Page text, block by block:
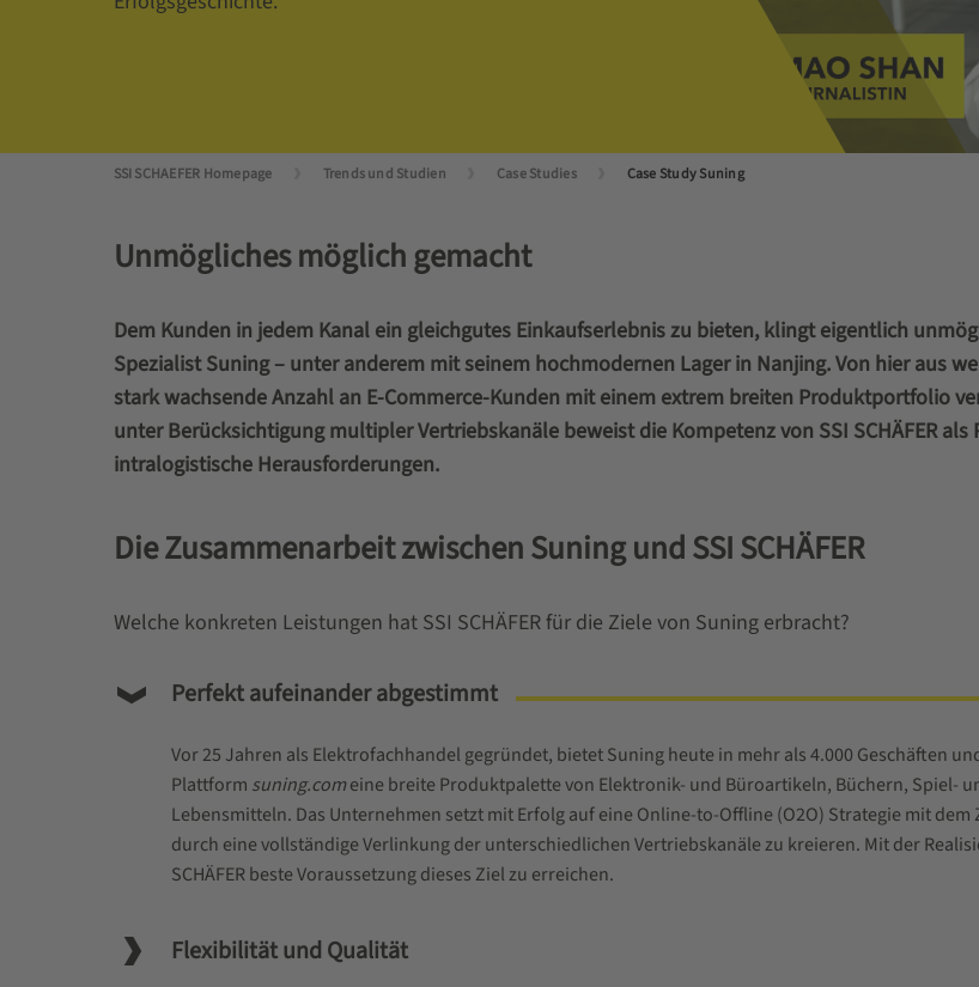
SSI SCHAEFER Homepage Trends und Studien Case Studies Case Study Suning
Unmögliches möglich gemacht
Dem Kunden in jedem Kanal ein gleichgutes Einkaufserlebnis zu bieten, klingt eigentlich
Spezialist Suning – unter anderem mit seinem hochmodernen Lager in Nanjing. Von hier aus
stark wachsende Anzahl an E-Commerce-Kunden mit einem extrem breiten Produktportfolio
unter Berücksichtigung multipler Vertriebskanäle beweist die Kompetenz von SSI SCHÄFER
intralogistische Herausforderungen.
Die Zusammenarbeit zwischen Suning und SSI SCHÄFER
Welche konkreten Leistungen hat SSI SCHÄFER für die Ziele von Suning erbracht?
Perfekt aufeinander abgestimmt
Vor 25 Jahren als Elektrofachhandel gegründet, bietet Suning heute in mehr als 4.000 Geschäften
Plattform suning.comeine breite Produktpalette von Elektronik- und Büroartikeln, Büchern, Spiel-
Lebensmitteln. Das Unternehmen setzt mit Erfolg auf eine Online-to-Offline (O2O) Strategie mit
durch eine vollständige Verlinkung der unterschiedlichen Vertriebskanäle zu kreieren. Mit der
SCHÄFER beste Voraussetzung dieses Ziel zu erreichen.
Flexibilität und Qualität